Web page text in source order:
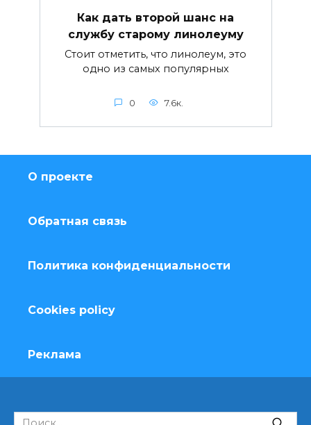
Как дать второй шанс на
службу старому линолеуму
Стоит отметить, что линолеум, это
одно из самых популярных
0 7.6к.
О проекте
Обратная связь
Политика конфиденциальности
Cookies policy
Реклама
Search